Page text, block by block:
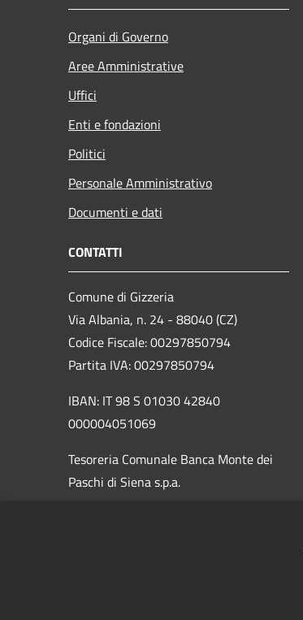
Organi di Governo
Aree Amministrative
Uffici
Enti e fondazioni
Politici
Personale Amministrativo
Documenti e dati
CONTATTI
Comune di Gizzeria
Via Albania, n. 24 - 88040 (CZ)
Codice Fiscale: 00297850794
Partita IVA: 00297850794
IBAN: IT 98 S 01030 42840
000004051069
Tesoreria Comunale Banca Monte dei
Paschi di Siena s.p.a.